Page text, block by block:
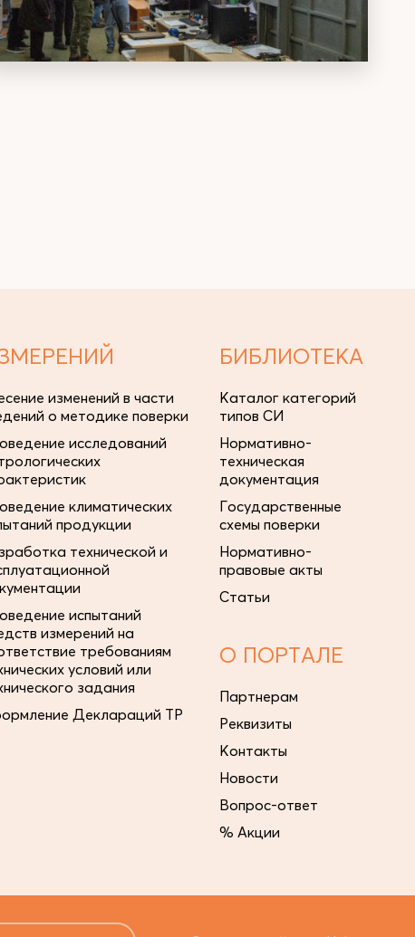
изменений в части
о методике поверки
исследований
климатических
продукции
технической и
испытаний
измерений на
требованиям
условий или
задания
Деклараций ТР
БИБЛИОТЕКА
Каталог категорий
типов СИ
Нормативно-
техническая
документация
Государственные
схемы поверки
Нормативно-
правовые акты
Статьи
О ПОРТАЛЕ
Партнерам
Реквизиты
Контакты
Новости
Вопрос-ответ
% Акции